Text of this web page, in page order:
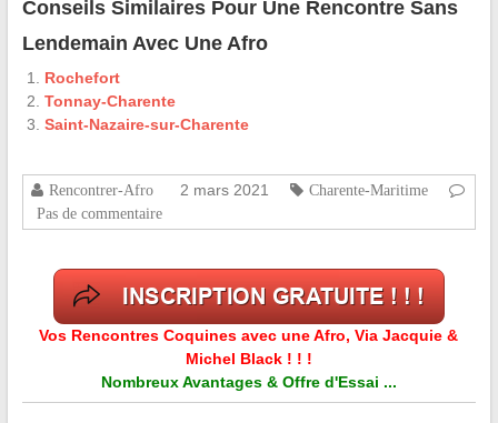
Conseils Similaires Pour Une Rencontre Sans
Lendemain Avec Une Afro
Rochefort
Tonnay-Charente
Saint-Nazaire-sur-Charente
Rencontrer-Afro 2 mars 2021
Charente-Maritime
Pas de commentaire
Vos Rencontres Coquines avec une Afro, Via Jacquie &
Michel Black ! ! !
Nombreux Avantages & Offre d'Essai ...